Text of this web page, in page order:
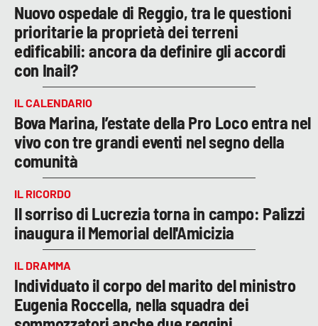
Nuovo ospedale di Reggio, tra le questioni
prioritarie la proprietà dei terreni
edificabili: ancora da definire gli accordi
con Inail?
IL CALENDARIO
Bova Marina, l’estate della Pro Loco entra nel
vivo con tre grandi eventi nel segno della
comunità
IL RICORDO
Il sorriso di Lucrezia torna in campo: Palizzi
inaugura il Memorial dell'Amicizia
IL DRAMMA
Individuato il corpo del marito del ministro
Eugenia Roccella, nella squadra dei